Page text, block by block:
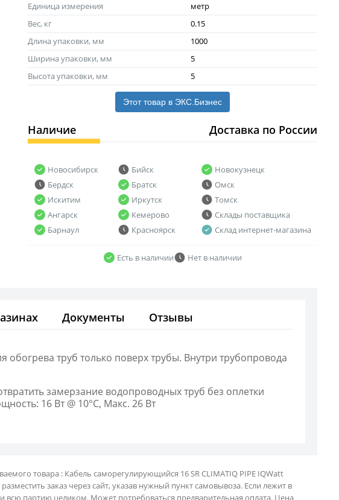
Единица измерения
метр
Вес, кг
0.15
Длина упаковки, мм
1000
Ширина упаковки, мм
5
Высота упаковки, мм
5
Этот товар в ЭКС.Бизнес
Наличие Доставка по России
Новосибирск
Бердск
Искитим
Ангарск
Барнаул
Бийск
Братск
Иркутск
Кемерово
Красноярск
Новокузнецк
Омск
Томск
Склады поставщика
Склад интернет-магазина
Есть в наличии
Нет в наличии
Документы Отзывы
труб только поверх трубы. Внутри трубопровода
замерзание водопроводных труб без оплетки
16 Вт @ 10°С, Макс. 26 Вт
товара : Кабель саморегулирующийся 16 SR CLIMATIQ PIPE IQWatt
заказ через сайт, указав нужный пункт самовывоза. Если лежит в
всю партию целиком. Может потребоваться предварительная оплата. Цена